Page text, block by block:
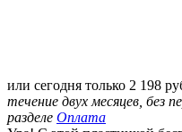
или сегодня только 2 198
течение двух месяцев, без
разделе Оплата